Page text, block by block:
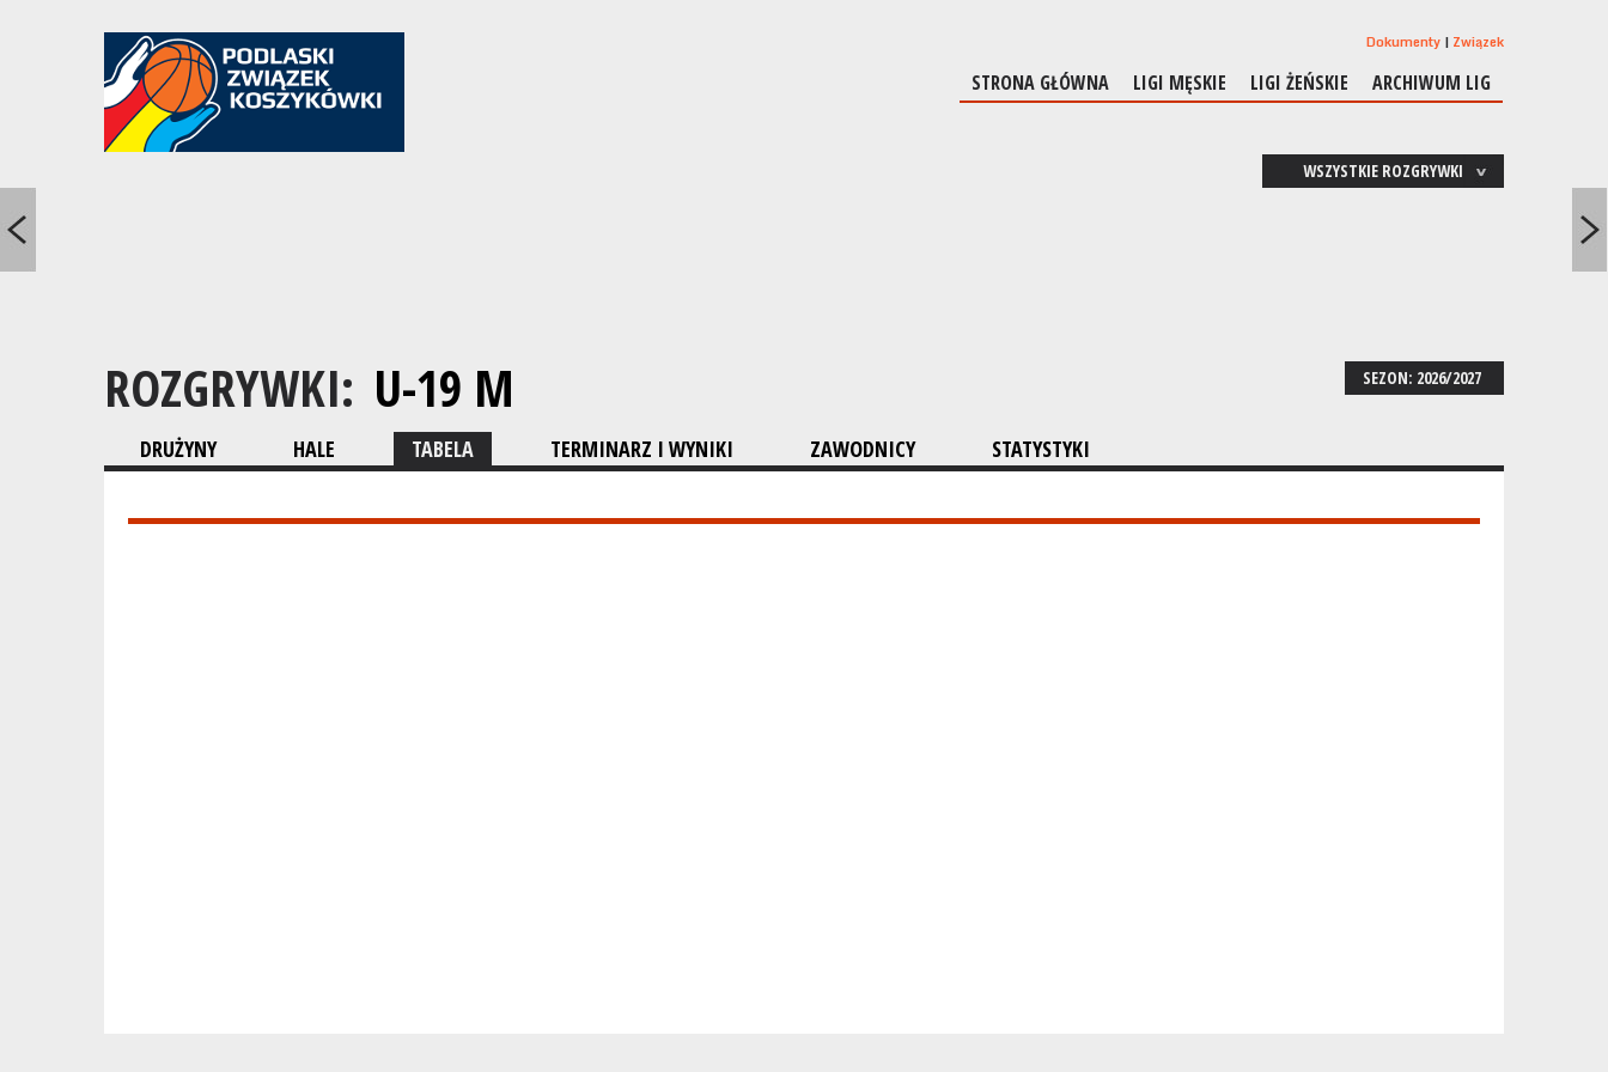
Dokumenty Związek
STRONA GŁÓWNA LIGI MĘSKIE LIGI ŻEŃSKIE ARCHIWUM LIG
WSZYSTKIE ROZGRYWKI
SEZON: 2026/2027
ROZGRYWKI: U-19 M
DRUŻYNY HALE TABELA TERMINARZ I WYNIKI ZAWODNICY STATYSTYKI